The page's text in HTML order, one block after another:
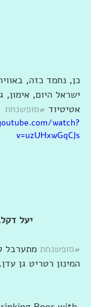
כן, נחמד כזה,
ישראל היום,
אטיטיוד #סופשנחת
watch?
v=uzUHxwGqCJs
יעל
#סופשנחת מתערבל
המינון רטריט גן